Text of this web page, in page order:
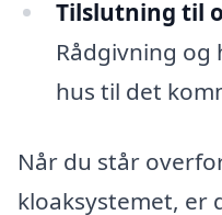
Tilslutning til
Rådgivning
hus til det
Når du står
kloaksystemet, er